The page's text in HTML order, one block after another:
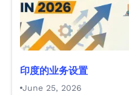
印度的业务设置
June 25, 2026